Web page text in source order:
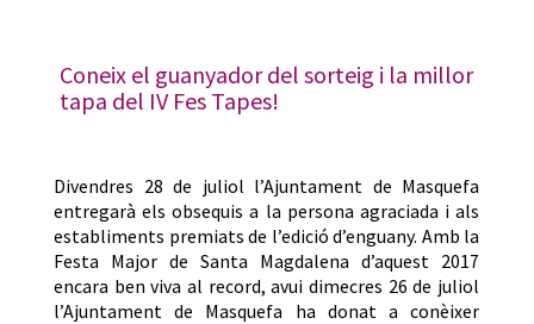
Coneix el guanyador del sorteig i la millor
tapa del IV Fes Tapes!
Divendres 28 de juliol l’Ajuntament de Masquefa
entregarà els obsequis a la persona agraciada i als
establiments premiats de l’edició d’enguany. Amb la
Festa Major de Santa Magdalena d’aquest 2017
encara ben viva al record, avui dimecres 26 de juliol
l’Ajuntament de Masquefa ha donat a conèixer